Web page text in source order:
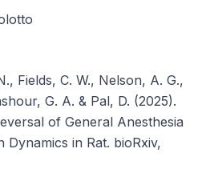
Fields, C. W., Nelson, A. G.,
G. A. & Pal, D. (2025).
of General Anesthesia
in Rat. bioRxiv,